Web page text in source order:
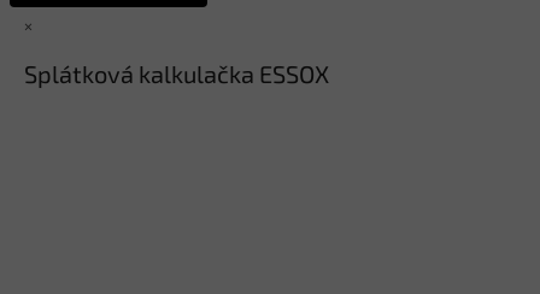
×
Splátková kalkulačka ESSOX